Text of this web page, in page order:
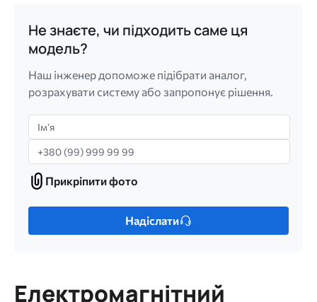
Не знаєте, чи підходить саме ця
модель?
Наш інженер допоможе підібрати аналог,
розрахувати систему або запропонує рішення.
Імʼя
Телефон
Прикріпити
фото
Прикріпити фото
Лише
МБ.
Надіслати
Електромагнітний